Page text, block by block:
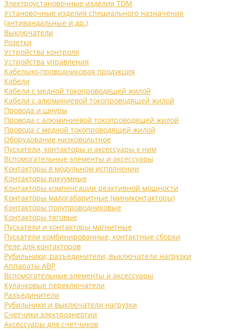
Электроустановочные изделия TDM
Установочные изделия специального назначения
(антивандальные и др.)
Выключатели
Розетки
Устройства контроля
Устройства управления
Кабельно-проводниковая продукция
Кабели
Кабели с медной токопроводящей жилой
Кабели с алюминиевой токопроводящей жилой
Провода и шнуры
Провода с алюминиевой токопроводящей жилой
Провода с медной токопроводящей жилой
Оборудование низковольтное
Пускатели, контакторы и аксессуары к ним
Вспомогательные элементы и аксессуары
Контакторы в модульном исполнении
Контакторы вакуумные
Контакторы компенсации реактивной мощности
Контакторы малогабаритные (миниконтакторы)
Контакторы полупроводниковые
Контакторы тяговые
Пускатели и контакторы магнитные
Пускатели комбинированные, контактные сборки
Реле для контакторов
Рубильники, разъединители, выключатели нагрузки
Аппараты АВР
Вспомогательные элементы и аксессуары
Кулачковые переключатели
Разъединители
Рубильники и выключатели нагрузки
Счетчики электроэнергии
Аксессуары для счетчиков